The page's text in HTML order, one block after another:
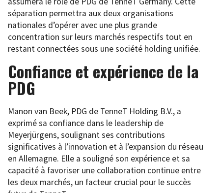
séparation permettra aux deux organisations
nationales d’opérer avec une plus grande
concentration sur leurs marchés respectifs tout en
restant connectées sous une société holding unifiée.
Confiance et expérience de la
PDG
Manon van Beek, PDG de TenneT Holding B.V., a
exprimé sa confiance dans le leadership de
Meyerjürgens, soulignant ses contributions
significatives à l’innovation et à l’expansion du réseau
en Allemagne. Elle a souligné son expérience et sa
capacité à favoriser une collaboration continue entre
les deux marchés, un facteur crucial pour le succès